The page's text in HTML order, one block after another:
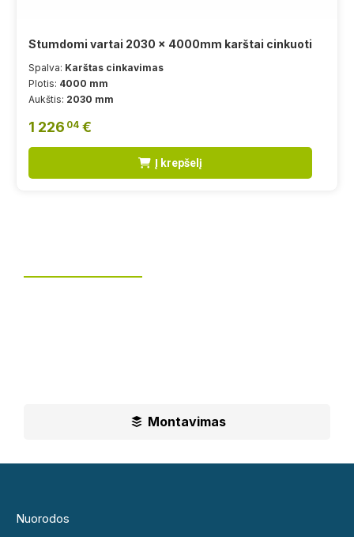
Stumdomi vartai 2030 x 4000mm karštai cinkuoti
Spalva: Karštas cinkavimas
Plotis: 4000 mm
Aukštis: 2030 mm
1 226 04 €
Į krepšelį
Montavimas
Nuorodos